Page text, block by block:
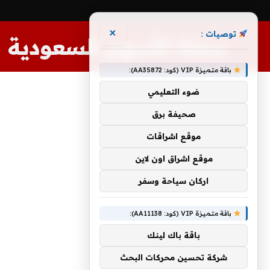
مجلة الأسهم السعودية
توصيات : ×
باقة متميزة VIP (كود: AA35872):
ضوء التعليمي
صحيفة برق
موقع اشراقات
موقع اشراق اون لاين
اركان سياحة وسفر
باقة متميزة VIP (كود: AA11138):
باقة باك لينك
شركة تحسين محركات البحث